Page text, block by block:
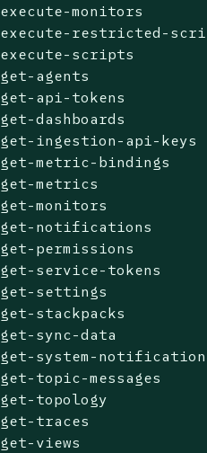
execute-monitors
execute-restricted-
execute-scripts
get-agents
get-api-tokens
get-dashboards
get-ingestion-api-
get-metric-bindings
get-metrics
get-monitors
get-notifications
get-permissions
get-service-tokens
get-settings
get-stackpacks
get-sync-data
get-system-
get-topic-messages
get-topology
get-traces
get-views